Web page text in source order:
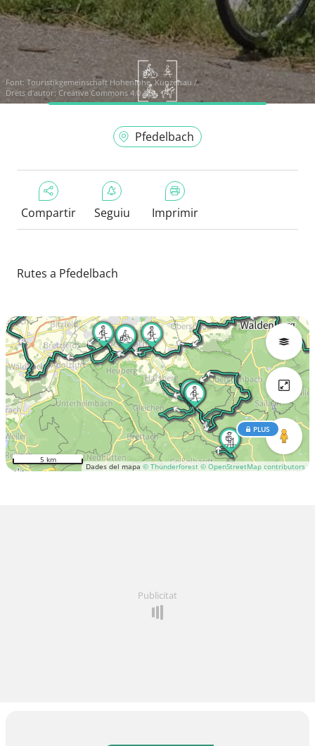
Font: Touristikgemeinschaft Hohenlohe, Künzelsau /...
Drets d'autor: Creative Commons 4.0
Pfedelbach
Compartir Seguiu Imprimir
Rutes a Pfedelbach
Dades del mapa © Thunderforest © OpenStreetMap contributors
PLUS
5 km
Publicitat